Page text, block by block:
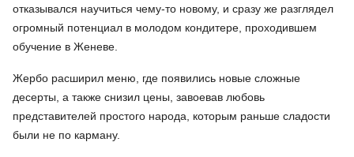
отказывался научиться чему-то новому, и сразу же разглядел
огромный потенциал в молодом кондитере, проходившем
обучение в Женеве.
Жербо расширил меню, где появились новые сложные
десерты, а также снизил цены, завоевав любовь
представителей простого народа, которым раньше сладости
были не по карману.